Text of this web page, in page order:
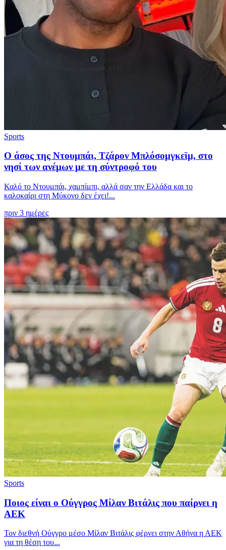
Sports
Ο άσος της Ντουμπάι, Τζάρον Μπλόσομγκεϊμ, στο
νησί των ανέμων με τη σύντροφό του
Καλό το Ντουμπάι, χαμπίμπι, αλλά σαν την Ελλάδα και το
καλοκαίρι στη Μύκονο δεν έχει!...
πριν 3 ημέρες
Sports
Ποιος είναι ο Ούγγρος Μίλαν Βιτάλις που παίρνει η
ΑΕΚ
Τον διεθνή Ούγγρο μέσο Μίλαν Βιτάλις φέρνει στην Αθήνα η ΑΕΚ
για τη θέση του...